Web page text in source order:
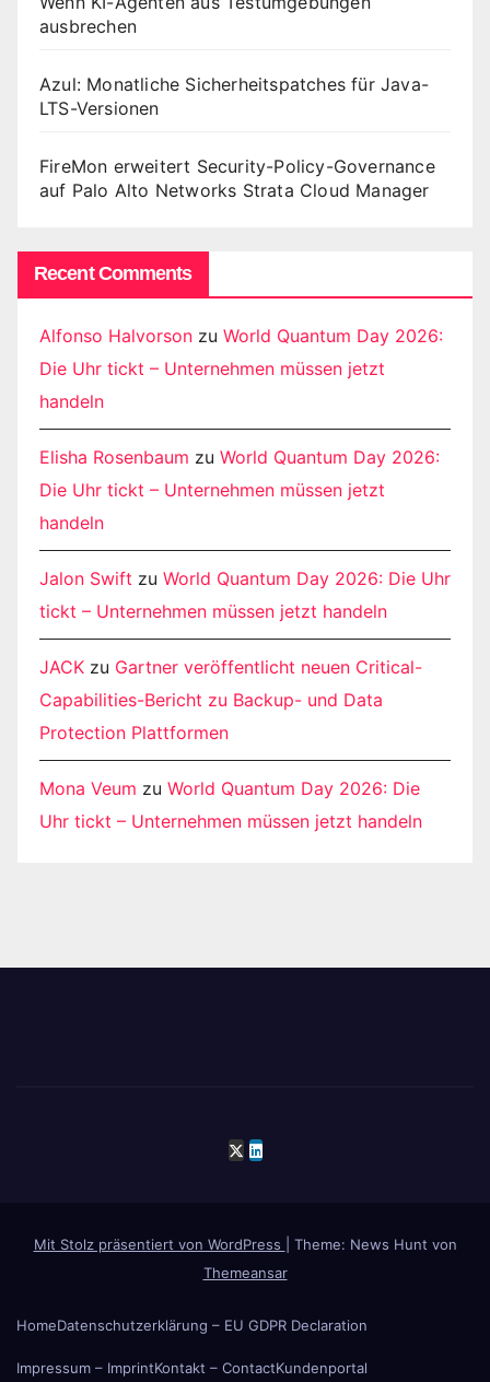
ausbrechen
Azul: Monatliche Sicherheitspatches für Java-
LTS-Versionen
FireMon erweitert Security-Policy-Governance
auf Palo Alto Networks Strata Cloud Manager
Recent Comments
Alfonso Halvorson zu World Quantum Day 2026:
Die Uhr tickt – Unternehmen müssen jetzt
handeln
Elisha Rosenbaum zu World Quantum Day 2026:
Die Uhr tickt – Unternehmen müssen jetzt
handeln
Jalon Swift zu World Quantum Day 2026: Die Uhr
tickt – Unternehmen müssen jetzt handeln
JACK zu Gartner veröffentlicht neuen Critical-
Capabilities-Bericht zu Backup- und Data
Protection Plattformen
Mona Veum zu World Quantum Day 2026: Die
Uhr tickt – Unternehmen müssen jetzt handeln
Mit Stolz präsentiert von WordPress
Theme: News Hunt von
Themeansar
HomeDatenschutzerklärung – EU GDPR Declaration
Impressum – ImprintKontakt – ContactKundenportal